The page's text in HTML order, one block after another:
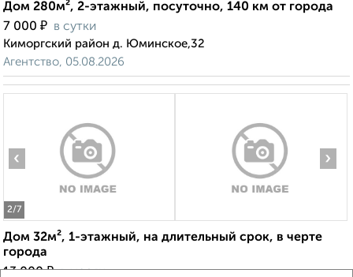
Дом 280м², 2-этажный, посуточно, 140 км от города
7 000 ₽ в сутки
Киморгский район д. Юминское,32
Агентство, 05.08.2026
2/7
‹ ›
Дом 32м², 1-этажный, на длительный срок, в черте
города
13 000₽ в месяц